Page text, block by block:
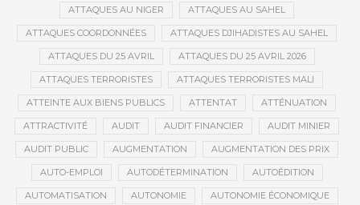
ATTAQUES AU NIGER ATTAQUES AU SAHEL
ATTAQUES COORDONNÉES ATTAQUES DJIHADISTES AU SAHEL
ATTAQUES DU 25 AVRIL ATTAQUES DU 25 AVRIL 2026
ATTAQUES TERRORISTES ATTAQUES TERRORISTES MALI
ATTEINTE AUX BIENS PUBLICS ATTENTAT ATTÉNUATION
ATTRACTIVITÉ AUDIT AUDIT FINANCIER AUDIT MINIER
AUDIT PUBLIC AUGMENTATION AUGMENTATION DES PRIX
AUTO-EMPLOI AUTODÉTERMINATION AUTOÉDITION
AUTOMATISATION AUTONOMIE AUTONOMIE ÉCONOMIQUE